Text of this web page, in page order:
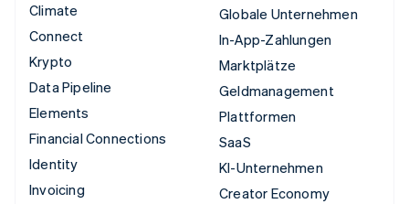
Climate
Connect
Krypto
Data Pipeline
Elements
Financial Connections
Identity
Invoicing
Globale Unternehmen
In-App-Zahlungen
Marktplätze
Geldmanagement
Plattformen
SaaS
KI-Unternehmen
Creator Economy